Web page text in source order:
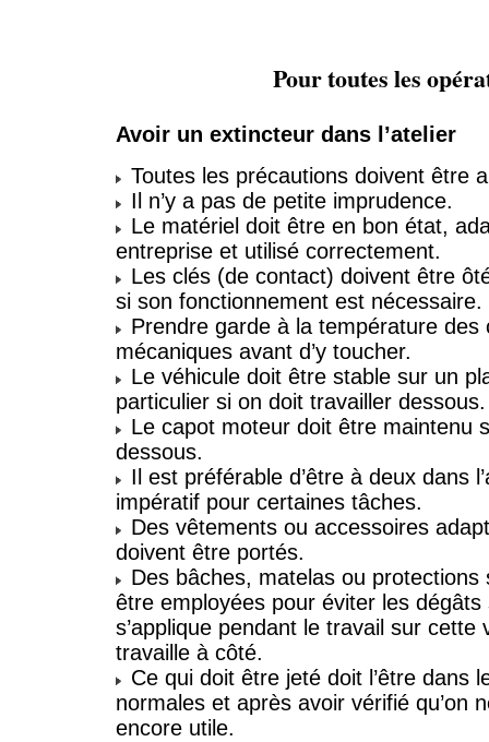
Pour toutes les
Avoir un extincteur dans l’atelier
Toutes les précautions doivent être
Il n’y a pas de petite imprudence.
Le matériel doit être en bon état,
entreprise et utilisé correctement.
Les clés (de contact) doivent être
si son fonctionnement est nécessaire.
Prendre garde à la température des
mécaniques avant d’y toucher.
Le véhicule doit être stable sur un
particulier si on doit travailler dessous.
Le capot moteur doit être maintenu
dessous.
Il est préférable d’être à deux dans
impératif pour certaines tâches.
Des vêtements ou accessoires
doivent être portés.
Des bâches, matelas ou protections
être employées pour éviter les
s’applique pendant le travail sur cette
travaille à côté.
Ce qui doit être jeté doit l’être dans
normales et après avoir vérifié qu’on
encore utile.